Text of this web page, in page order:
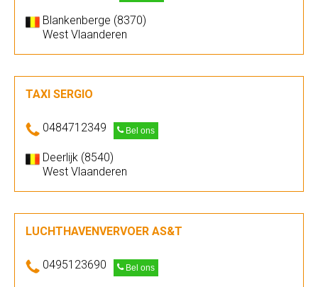
Blankenberge (8370)
West Vlaanderen
TAXI SERGIO
0484712349 Bel ons
Deerlijk (8540)
West Vlaanderen
LUCHTHAVENVERVOER AS&T
0495123690 Bel ons